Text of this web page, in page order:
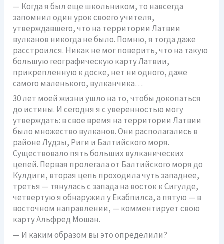
— Когда я был еще школьником, то навсегда
запомнил один урок своего учителя,
утверждавшего, что на территории Латвии
вулканов никогда не было. Помню, я тогда даже
расстроился. Никак не мог поверить, что на такую
большую географическую карту Латвии,
прикрепленную к доске, нет ни одного, даже
самого маленького, вулканчика…
30 лет моей жизни ушло на то, чтобы докопаться
до истины. И сегодня я с уверенностью могу
утверждать: в свое время на территории Латвии
было множество вулканов. Они располагались в
районе Лудзы, Риги и Балтийского моря.
Существовало пять больших вулканических
цепей. Первая пролегала от Балтийского моря до
Кулдиги, вторая цепь проходила чуть западнее,
третья — тянулась с запада на восток к Сигулде,
четвертую я обнаружил у Екабпилса, а пятую — в
восточном направлении, — комментирует свою
карту Альфред Мошан.
— И каким образом вы это определили?